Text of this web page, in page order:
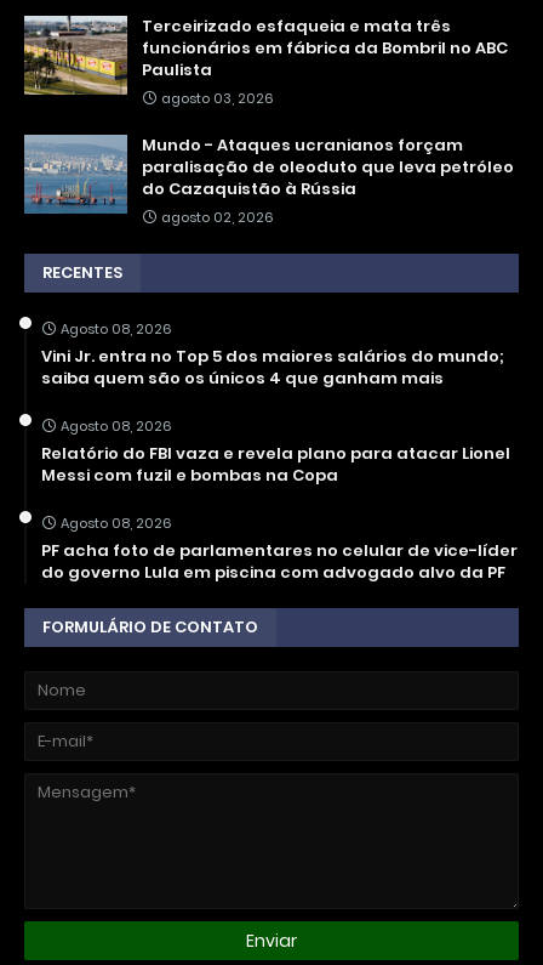
Terceirizado esfaqueia e mata três
funcionários em fábrica da Bombril no ABC
Paulista
agosto 03, 2026
Mundo - Ataques ucranianos forçam
paralisação de oleoduto que leva petróleo
do Cazaquistão à Rússia
agosto 02, 2026
RECENTES
Agosto 08, 2026
Vini Jr. entra no Top 5 dos maiores salários do mundo;
saiba quem são os únicos 4 que ganham mais
Agosto 08, 2026
Relatório do FBI vaza e revela plano para atacar Lionel
Messi com fuzil e bombas na Copa
Agosto 08, 2026
PF acha foto de parlamentares no celular de vice-líder
do governo Lula em piscina com advogado alvo da PF
FORMULÁRIO DE CONTATO